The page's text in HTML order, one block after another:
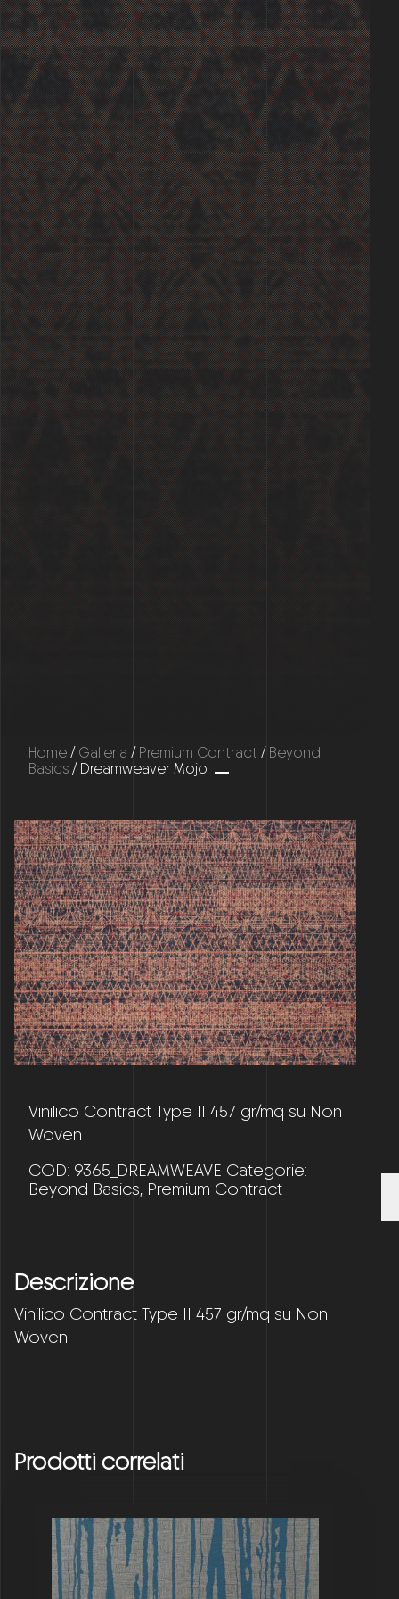
Home/Galleria /Premium Contract /Beyond
Basics/ Dreamweaver Mojo
Vinilico Contract Type II 457 gr/mq su Non
Woven
COD: 9365_DREAMWEAVE Categorie:
Beyond Basics, Premium Contract
Descrizione
Vinilico Contract Type II 457 gr/mq su Non
Woven
Prodotti correlati